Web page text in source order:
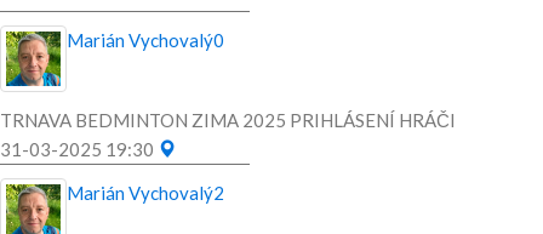
Marián Vychovalý0
TRNAVA BEDMINTON ZIMA 2025 PRIHLÁSENÍ HRÁČI
31-03-2025 19:30
Marián Vychovalý2